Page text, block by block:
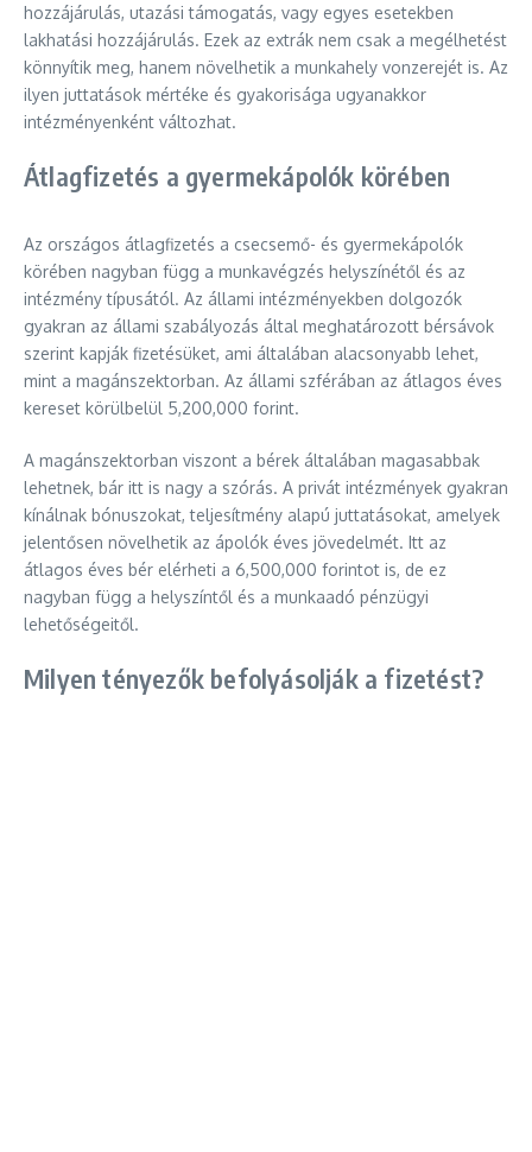
hozzájárulás, utazási támogatás, vagy egyes esetekben
lakhatási hozzájárulás. Ezek az extrák nem csak a megélhetést
könnyítik meg, hanem növelhetik a munkahely vonzerejét is. Az
ilyen juttatások mértéke és gyakorisága ugyanakkor
intézményenként változhat.
Átlagfizetés a gyermekápolók körében
Az országos átlagfizetés a csecsemő- és gyermekápolók
körében nagyban függ a munkavégzés helyszínétől és az
intézmény típusától. Az állami intézményekben dolgozók
gyakran az állami szabályozás által meghatározott bérsávok
szerint kapják fizetésüket, ami általában alacsonyabb lehet,
mint a magánszektorban. Az állami szférában az átlagos éves
kereset körülbelül 5,200,000 forint.
A magánszektorban viszont a bérek általában magasabbak
lehetnek, bár itt is nagy a szórás. A privát intézmények gyakran
kínálnak bónuszokat, teljesítmény alapú juttatásokat, amelyek
jelentősen növelhetik az ápolók éves jövedelmét. Itt az
átlagos éves bér elérheti a 6,500,000 forintot is, de ez
nagyban függ a helyszíntől és a munkaadó pénzügyi
lehetőségeitől.
Milyen tényezők befolyásolják a fizetést?